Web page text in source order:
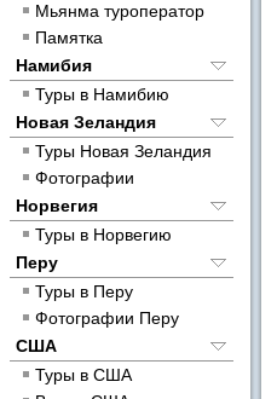
Мьянма туроператор
Памятка
Намибия
Туры в Намибию
Новая Зеландия
Туры Новая Зеландия
Фотографии
Норвегия
Туры в Норвегию
Перу
Туры в Перу
Фотографии Перу
США
Туры в США